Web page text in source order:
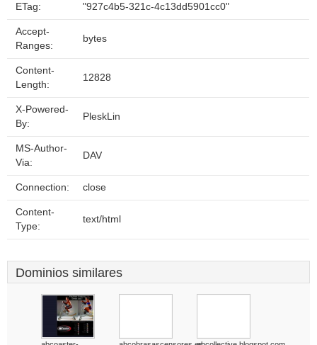
ETag: "927c4b5-321c-4c13dd5901cc0"
Accept-
Ranges:
bytes
Content-
Length:
12828
X-Powered-
By:
PleskLin
MS-Author-
Via:
DAV
Connection: close
Content-
Type:
text/html
Dominios similares